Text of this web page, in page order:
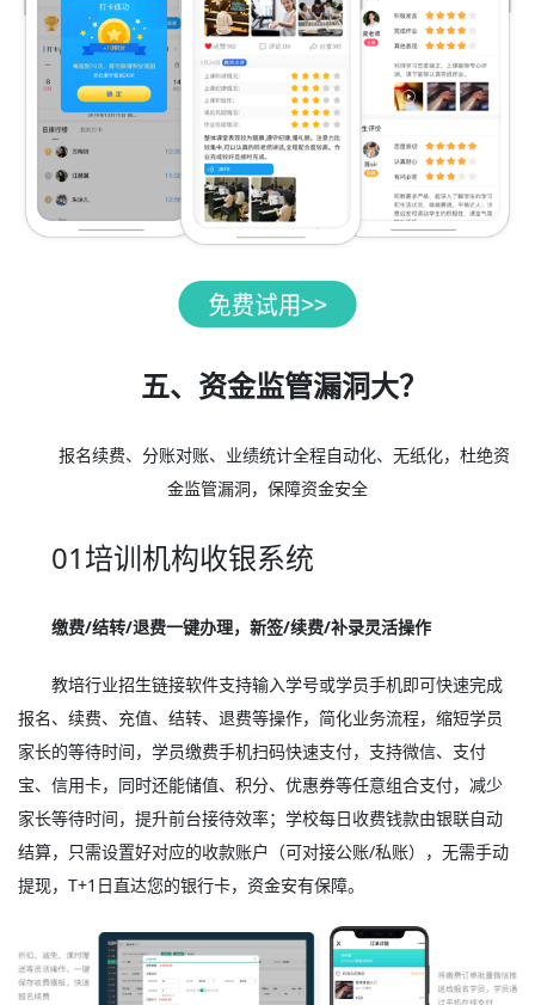
五、资金监管漏洞大？
报名续费、分账对账、业绩统计全程自动化、无纸化，杜绝资
金监管漏洞，保障资金安全
01培训机构收银系统
缴费/结转/退费一键办理，新签/续费/补录灵活操作
教培行业招生链接软件支持输入学号或学员手机即可快速完成
报名、续费、充值、结转、退费等操作，简化业务流程，缩短学员
家长的等待时间，学员缴费手机扫码快速支付，支持微信、支付
宝、信用卡，同时还能储值、积分、优惠券等任意组合支付，减少
家长等待时间，提升前台接待效率；学校每日收费钱款由银联自动
结算，只需设置好对应的收款账户（可对接公账/私账），无需手动
提现，T+1日直达您的银行卡，资金安有保障。